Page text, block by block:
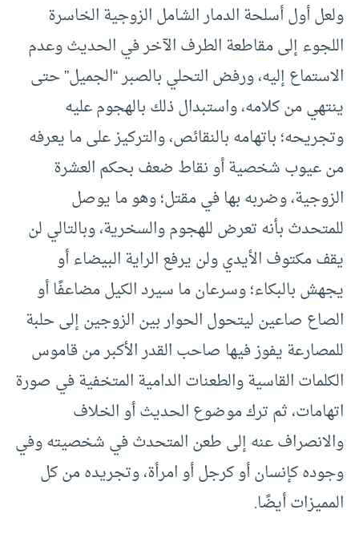
ولعل أول أسلحة الدمار الشامل الزوجية الخاسرة
اللجوء إلى مقاطعة الطرف الآخر في الحديث وعدم
الاستماع إليه، ورفض التحلي بالصبر “الجميل” حتى
ينتهي من كلامه، واستبدال ذلك بالهجوم عليه
وتجريحه؛ باتهامه بالنقائص، والتركيز على ما يعرفه
من عيوب شخصية أو نقاط ضعف بحكم العشرة
الزوجية، وضربه بها في مقتل؛ وهو ما يوصل
للمتحدث بأنه تعرض للهجوم والسخرية، وبالتالي لن
يقف مكتوف الأيدي ولن يرفع الراية البيضاء أو
يجهش بالبكاء؛ وسرعان ما سيرد الكيل مضاعفًا أو
الصاع صاعين ليتحول الحوار بين الزوجين إلى حلبة
للمصارعة يفوز فيها صاحب القدر الأكبر من قاموس
الكلمات القاسية والطعنات الدامية المتخفية في صورة
اتهامات، ثم ترك موضوع الحديث أو الخلاف
والانصراف عنه إلى طعن المتحدث في شخصيته وفي
وجوده كإنسان أو كرجل أو امرأة، وتجريده من كل
المميزات أيضًا.